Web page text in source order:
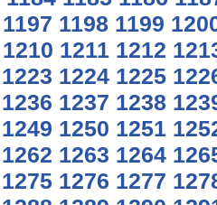
1197 1198 1199
1210 1211 1212
1223 1224 1225
1236 1237 1238
1249 1250 1251
1262 1263 1264
1275 1276 1277